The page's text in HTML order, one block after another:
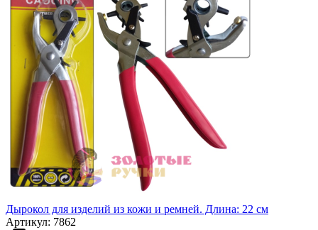
Дырокол для изделий из кожи и ремней. Длина: 22 см
Артикул: 7862